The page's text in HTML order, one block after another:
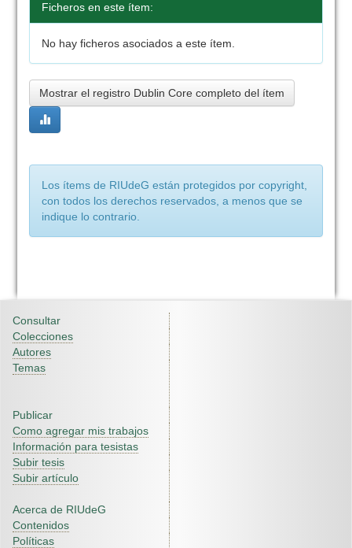
Ficheros en este ítem:
No hay ficheros asociados a este ítem.
Mostrar el registro Dublin Core completo del ítem
Los ítems de RIUdeG están protegidos por copyright,
con todos los derechos reservados, a menos que se
indique lo contrario.
Consultar
Colecciones
Autores
Temas
Publicar
Como agregar mis trabajos
Información para tesistas
Subir tesis
Subir artículo
Acerca de RIUdeG
Contenidos
Políticas